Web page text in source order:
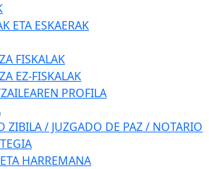
ETA ESKAERAK
FISKALAK
EZ-FISKALAK
PROFILA
ZIBILA / JUZGADO DE PAZ / NOTARIO
HARREMANA